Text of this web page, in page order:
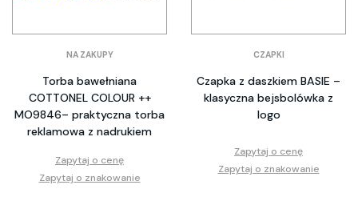
NA ZAKUPY
Torba bawełniana
COTTONEL COLOUR ++
MO9846– praktyczna torba
reklamowa z nadrukiem
Zapytaj o cenę
Zapytaj o znakowanie
CZAPKI
Czapka z daszkiem BASIE –
klasyczna bejsbolówka z
logo
Zapytaj o cenę
Zapytaj o znakowanie